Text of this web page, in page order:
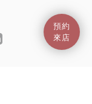
預約
來店